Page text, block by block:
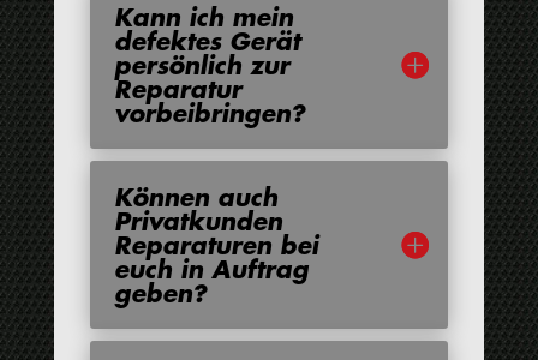
Kann ich mein
defektes Gerät
persönlich zur
Reparatur
vorbeibringen?
Können auch
Privatkunden
Reparaturen bei
euch in Auftrag
geben?